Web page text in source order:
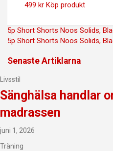
499 kr Köp produkt
Inläggsnavigering
5p Short Shorts Noos Solids,
5p Short Shorts Noos Solids,
Senaste Artiklarna
Livsstil
Sänghälsa handlar
madrassen
juni 1, 2026
Träning